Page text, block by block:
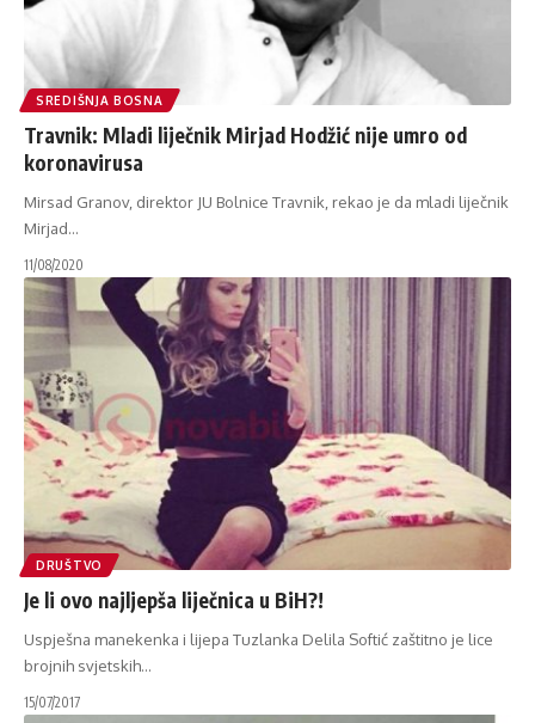
SREDIŠNJA BOSNA
Travnik: Mladi liječnik Mirjad Hodžić nije umro od
koronavirusa
Mirsad Granov, direktor JU Bolnice Travnik, rekao je da mladi liječnik
Mirjad…
11/08/2020
DRUŠTVO
Je li ovo najljepša liječnica u BiH?!
Uspješna manekenka i lijepa Tuzlanka Delila Softić zaštitno je lice
brojnih svjetskih…
15/07/2017